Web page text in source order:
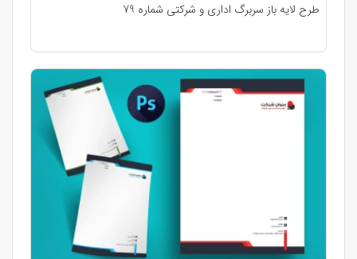
طرح لایه باز سربرگ اداری و شرکتی شماره 79